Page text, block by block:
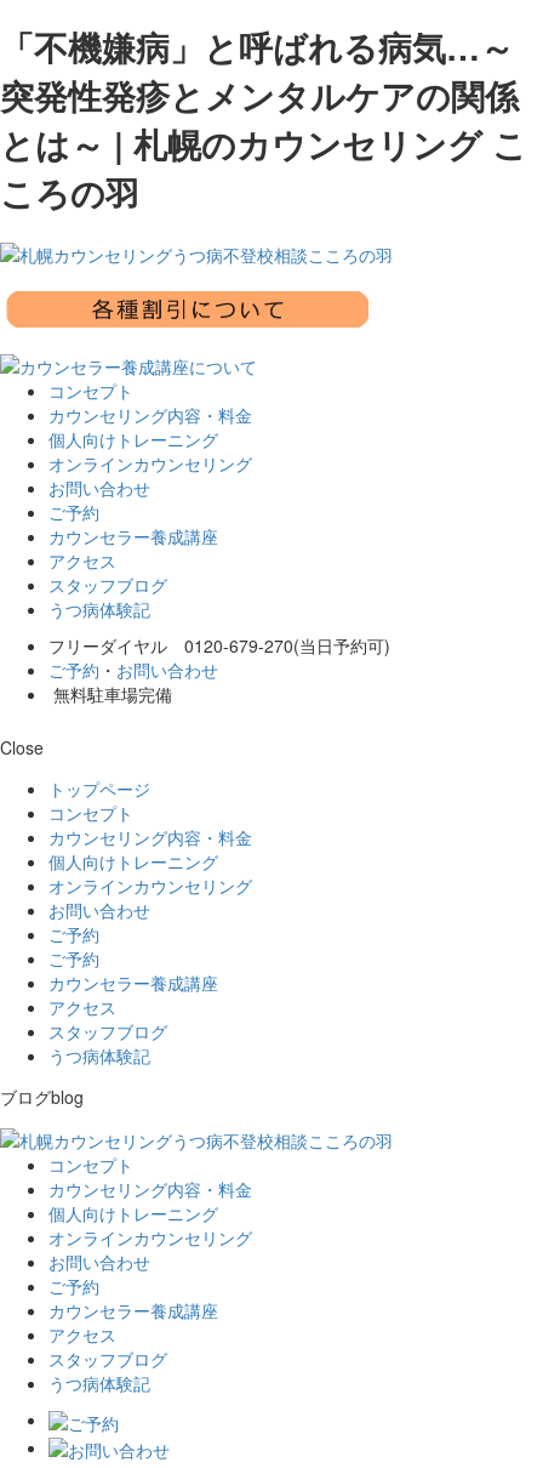
「不機嫌病」と呼ばれる病気…～
突発性発疹とメンタルケアの関係
とは～ | 札幌のカウンセリング こ
ころの羽
コンセプト
カウンセリング内容・料金
個人向けトレーニング
オンラインカウンセリング
お問い合わせ
ご予約
カウンセラー養成講座
アクセス
スタッフブログ
うつ病体験記
フリーダイヤル 0120-679-270(当日予約可)
ご予約 ・ お問い合わせ
無料駐車場完備
Close
トップページ
コンセプト
カウンセリング内容・料金
個人向けトレーニング
オンラインカウンセリング
お問い合わせ
ご予約
ご予約
カウンセラー養成講座
アクセス
スタッフブログ
うつ病体験記
ブログblog
コンセプト
カウンセリング内容・料金
個人向けトレーニング
オンラインカウンセリング
お問い合わせ
ご予約
カウンセラー養成講座
アクセス
スタッフブログ
うつ病体験記